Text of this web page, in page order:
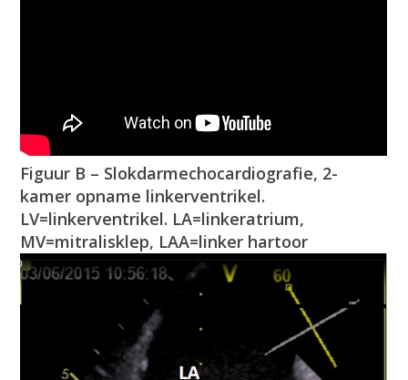
Figuur B – Slokdarmechocardiografie, 2-
kamer opname linkerventrikel.
LV=linkerventrikel. LA=linkeratrium,
MV=mitralisklep, LAA=linker hartoor